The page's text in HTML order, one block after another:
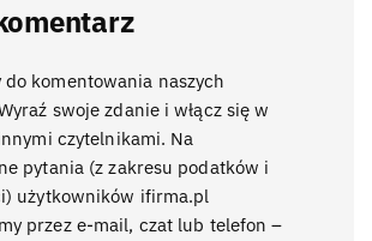
do komentowania naszych
swoje zdanie i włącz się w
czytelnikami. Na
pytania (z zakresu podatków i
użytkowników ifirma.pl
przez e-mail, czat lub telefon –